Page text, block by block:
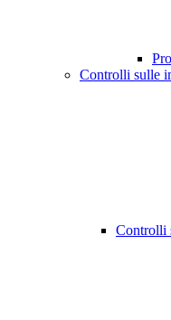
Controlli sulle
Controlli